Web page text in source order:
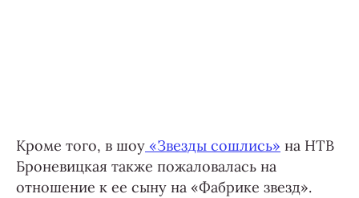
Кроме того, в шоу «Звезды сошлись» на НТВ
Броневицкая также пожаловалась на
отношение к ее сыну на «Фабрике звезд».